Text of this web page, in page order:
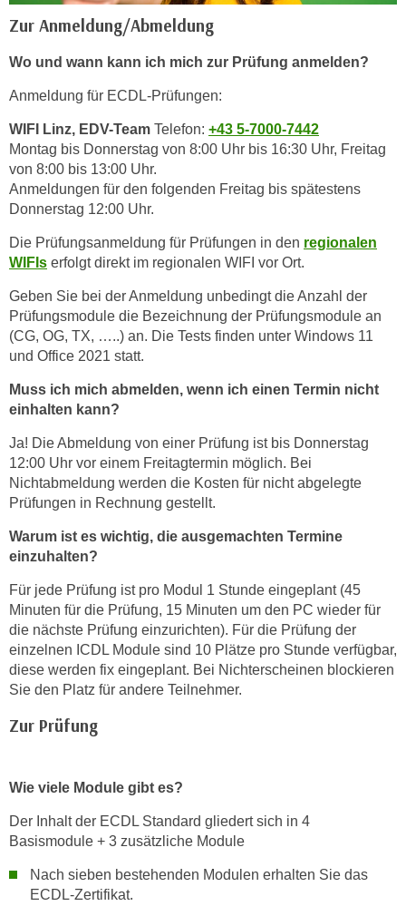
Zur Anmeldung/Abmeldung
Wo und wann kann ich mich zur Prüfung anmelden?
Anmeldung für ECDL-Prüfungen:
WIFI Linz, EDV-Team Telefon: +43 5-7000-7442
Montag bis Donnerstag von 8:00 Uhr bis 16:30 Uhr, Freitag
von 8:00 bis 13:00 Uhr.
Anmeldungen für den folgenden Freitag bis spätestens
Donnerstag 12:00 Uhr.
Die Prüfungsanmeldung für Prüfungen in den regionalen
WIFIs erfolgt direkt im regionalen WIFI vor Ort.
Geben Sie bei der Anmeldung unbedingt die Anzahl der
Prüfungsmodule die Bezeichnung der Prüfungsmodule an
(CG, OG, TX, …..) an. Die Tests finden unter Windows 11
und Office 2021 statt.
Muss ich mich abmelden, wenn ich einen Termin nicht
einhalten kann?
Ja! Die Abmeldung von einer Prüfung ist bis Donnerstag
12:00 Uhr vor einem Freitagtermin möglich. Bei
Nichtabmeldung werden die Kosten für nicht abgelegte
Prüfungen in Rechnung gestellt.
Warum ist es wichtig, die ausgemachten Termine
einzuhalten?
Für jede Prüfung ist pro Modul 1 Stunde eingeplant (45
Minuten für die Prüfung, 15 Minuten um den PC wieder für
die nächste Prüfung einzurichten). Für die Prüfung der
einzelnen ICDL Module sind 10 Plätze pro Stunde verfügbar,
diese werden fix eingeplant. Bei Nichterscheinen blockieren
Sie den Platz für andere Teilnehmer.
Zur Prüfung
Wie viele Module gibt es?
Der Inhalt der ECDL Standard gliedert sich in 4
Basismodule + 3 zusätzliche Module
Nach sieben bestehenden Modulen erhalten Sie das
ECDL-Zertifikat.